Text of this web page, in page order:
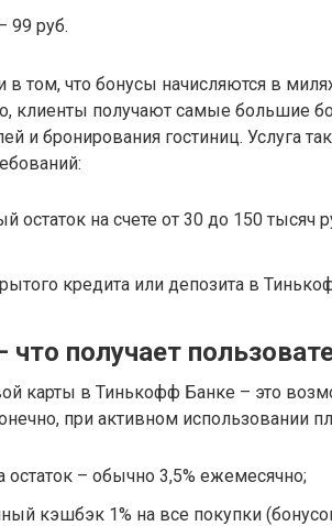
99 руб.
в том, что бонусы начисляются в
клиенты получают самые большие
и бронирования гостиниц. Услуга
остаток на счете от 30 до 150 тысяч
кредита или депозита в
что получает
карты в Тинькофф Банке – это
при активном использовании
остаток – обычно 3,5% ежемесячно;
кэшбэк 1% на все покупки